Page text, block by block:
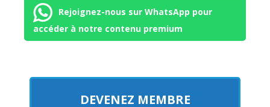
Rejoignez-nous sur WhatsApp pour
accéder à notre contenu premium
DEVENEZ MEMBRE